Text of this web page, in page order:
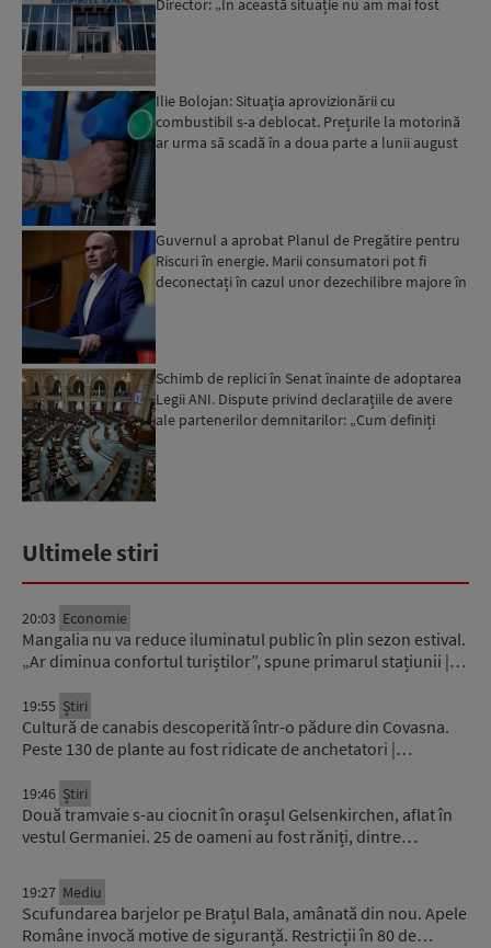
Director: „În această situație nu am mai fost
Ilie Bolojan: Situaţia aprovizionării cu
combustibil s-a deblocat. Prețurile la motorină
ar urma să scadă în a doua parte a lunii august
Guvernul a aprobat Planul de Pregătire pentru
Riscuri în energie. Marii consumatori pot fi
deconectați în cazul unor dezechilibre majore în
Schimb de replici în Senat înainte de adoptarea
Legii ANI. Dispute privind declarațiile de avere
ale partenerilor demnitarilor: „Cum definiți
Ultimele stiri
20:03 Economie
Mangalia nu va reduce iluminatul public în plin sezon estival.
„Ar diminua confortul turiștilor”, spune primarul stațiunii |…
19:55 Știri
Cultură de canabis descoperită într-o pădure din Covasna.
Peste 130 de plante au fost ridicate de anchetatori |…
19:46 Știri
Două tramvaie s-au ciocnit în orașul Gelsenkirchen, aflat în
vestul Germaniei. 25 de oameni au fost răniți, dintre…
19:27 Mediu
Scufundarea barjelor pe Brațul Bala, amânată din nou. Apele
Române invocă motive de siguranță. Restricții în 80 de…